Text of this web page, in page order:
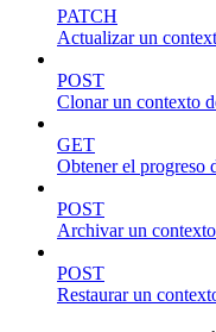
PATCH
Actualizar un
POST
Clonar un contexto
GET
Obtener el progreso
POST
Archivar un
POST
Restaurar un